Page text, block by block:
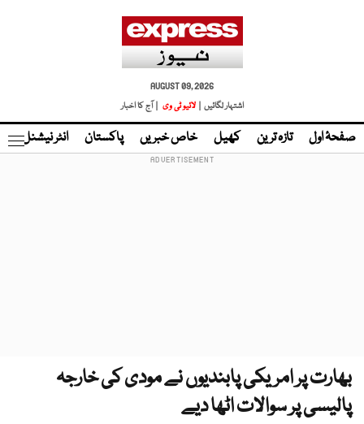
AUGUST 09, 2026
اشتہار لگائیں |
لائیو ٹی وی | آج کا اخبار
صفحۂ اول تازہ ترین کھیل خاص خبریں پاکستان انٹر نیشنل
بھارت پر امریکی پابندیوں نے مودی کی خارجہ
پالیسی پر سوالات اٹھا دیے